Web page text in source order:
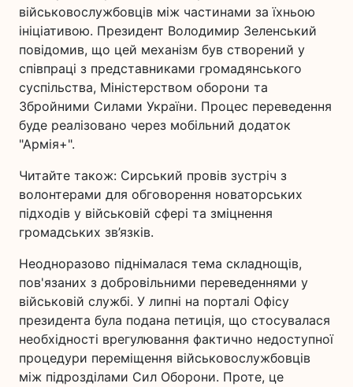
військовослужбовців між частинами за їхньою
ініціативою. Президент Володимир Зеленський
повідомив, що цей механізм був створений у
співпраці з представниками громадянського
суспільства, Міністерством оборони та
Збройними Силами України. Процес переведення
буде реалізовано через мобільний додаток
"Армія+".
Читайте також: Сирський провів зустріч з
волонтерами для обговорення новаторських
підходів у військовій сфері та зміцнення
громадських зв’язків.
Неодноразово піднімалася тема складнощів,
пов'язаних з добровільними переведеннями у
військовій службі. У липні на порталі Офісу
президента була подана петиція, що стосувалася
необхідності врегулювання фактично недоступної
процедури переміщення військовослужбовців
між підрозділами Сил Оборони. Проте, це